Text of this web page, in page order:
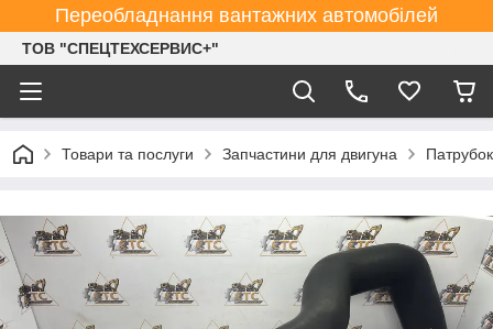
Переобладнання вантажних автомобілей
ТОВ "СПЕЦТЕХСЕРВИС+"
Товари та послуги Запчастини для двигуна